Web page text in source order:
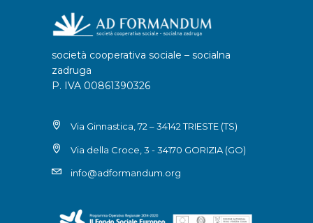
società cooperativa sociale – socialna
zadruga
P. IVA 00861390326
Via Ginnastica, 72 – 34142 TRIESTE (TS)
Via della Croce, 3 - 34170 GORIZIA (GO)
info@adformandum.org